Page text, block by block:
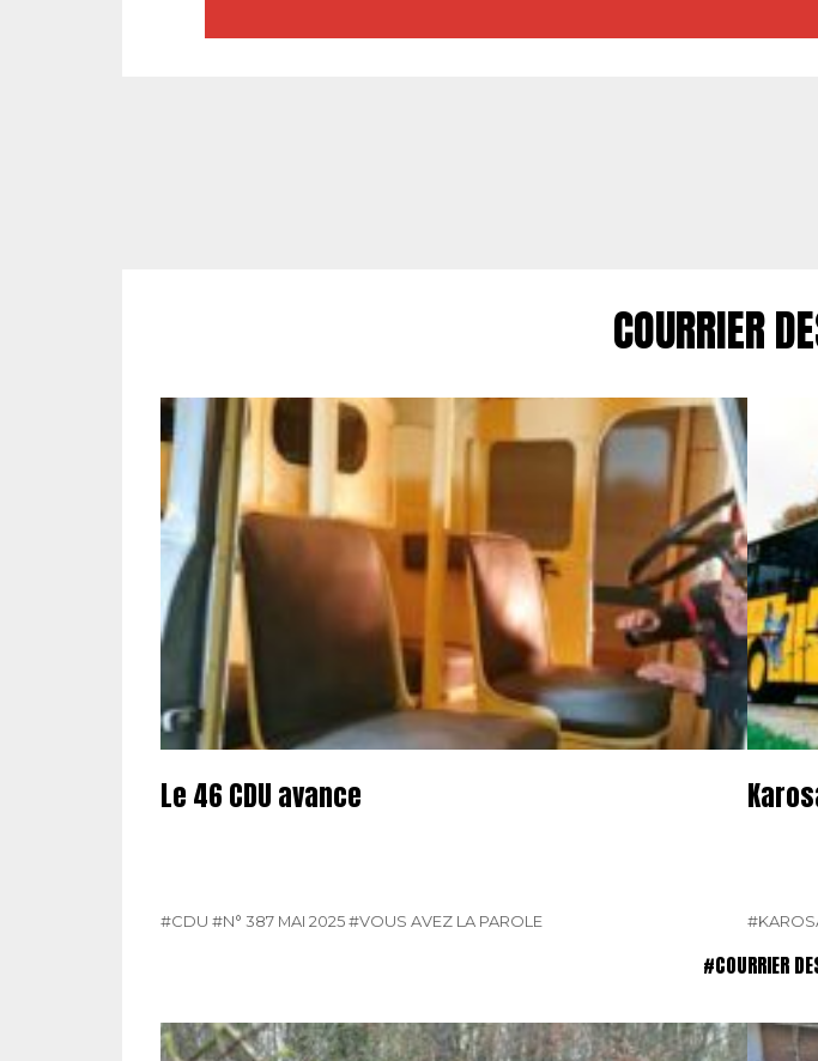
COURRIER
Le 46 CDU avance
#CDU #N° 387 MAI 2025#VOUS AVEZ LA PAROLE
#COURRIER